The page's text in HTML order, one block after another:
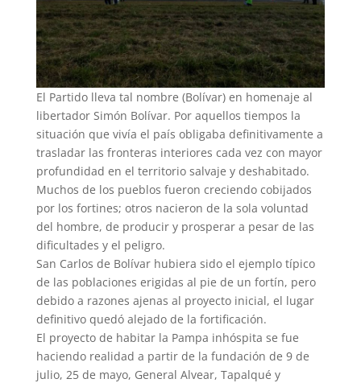
El Partido lleva tal nombre (Bolívar) en homenaje al
libertador Simón Bolívar. Por aquellos tiempos la
situación que vivía el país obligaba definitivamente a
trasladar las fronteras interiores cada vez con mayor
profundidad en el territorio salvaje y deshabitado.
Muchos de los pueblos fueron creciendo cobijados
por los fortines; otros nacieron de la sola voluntad
del hombre, de producir y prosperar a pesar de las
dificultades y el peligro.
San Carlos de Bolívar hubiera sido el ejemplo típico
de las poblaciones erigidas al pie de un fortín, pero
debido a razones ajenas al proyecto inicial, el lugar
definitivo quedó alejado de la fortificación.
El proyecto de habitar la Pampa inhóspita se fue
haciendo realidad a partir de la fundación de 9 de
julio, 25 de mayo, General Alvear, Tapalqué y